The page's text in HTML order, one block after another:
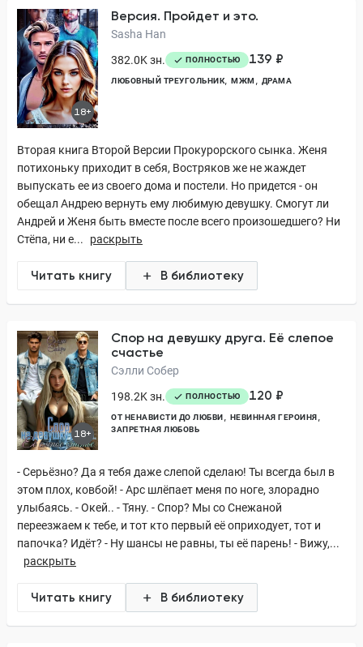
18+
Версия. Пройдет и это.
Sasha Han
382.0K зн.
ПОЛНОСТЬЮ 139 ₽
ЛЮБОВНЫЙ ТРЕУГОЛЬНИК МЖМ ДРАМА
Вторая книга Второй Версии Прокурорского сынка. Женя
потихоньку приходит в себя, Востряков же не жаждет
выпускать ее из своего дома и постели. Но придется - он
обещал Андрею вернуть ему любимую девушку. Смогут ли
Андрей и Женя быть вместе после всего произошедшего? Ни
Стёпа, ни е...
раскрыть
Читать книгу В библиотеку
18+
Спор на девушку друга. Её слепое
счастье
Сэлли Собер
198.2K зн.
ПОЛНОСТЬЮ 120 ₽
ОТ НЕНАВИСТИ ДО ЛЮБВИ
НЕВИННАЯ ГЕРОИНЯ
ЗАПРЕТНАЯ ЛЮБОВЬ
- Серьёзно? Да я тебя даже слепой сделаю! Ты всегда был в
этом плох, ковбой! - Арс шлёпает меня по ноге, злорадно
улыбаясь. - Окей.. - Тяну. - Спор? Мы со Снежаной
переезжаем к тебе, и тот кто первый её оприходует, тот и
папочка? Идёт? - Ну шансы не равны, ты её парень! - Вижу,...
раскрыть
Читать книгу В библиотеку